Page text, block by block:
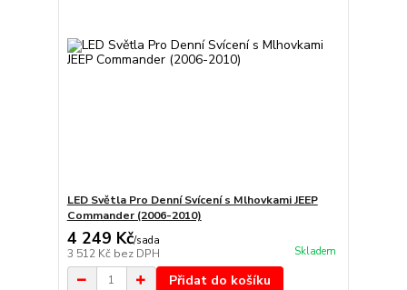
LED Světla Pro Denní Svícení s Mlhovkami JEEP
Commander (2006-2010)
4 249 Kč/sada
3 512 Kč bez DPH Skladem
Přidat do košíku